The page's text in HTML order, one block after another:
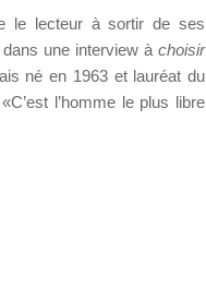
le lecteur à sortir de ses
une interview à choisir
né en 1963 et lauréat du
l’homme le plus libre